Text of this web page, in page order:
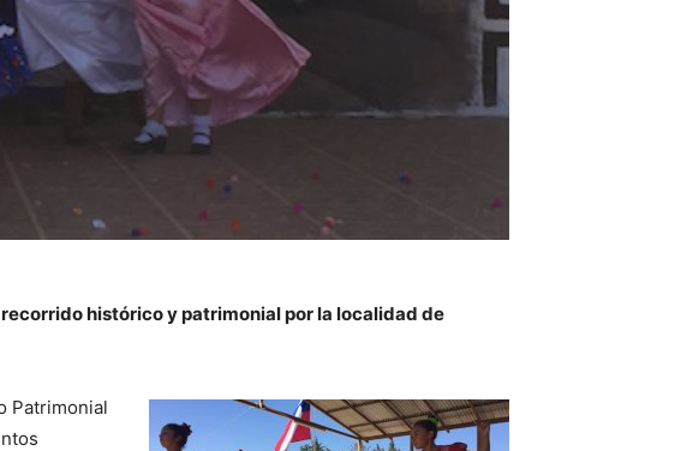
histórico y patrimonial por la localidad de
Patrimonial